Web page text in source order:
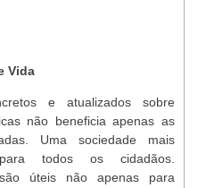
Vida
e atualizados sobre
não beneficia apenas as
Uma sociedade mais
todos os cidadãos.
úteis não apenas para